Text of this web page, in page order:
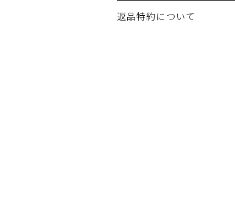
返品特約について